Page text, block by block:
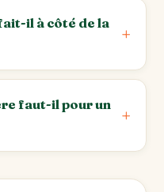
il à côté de la
faut-il pour un